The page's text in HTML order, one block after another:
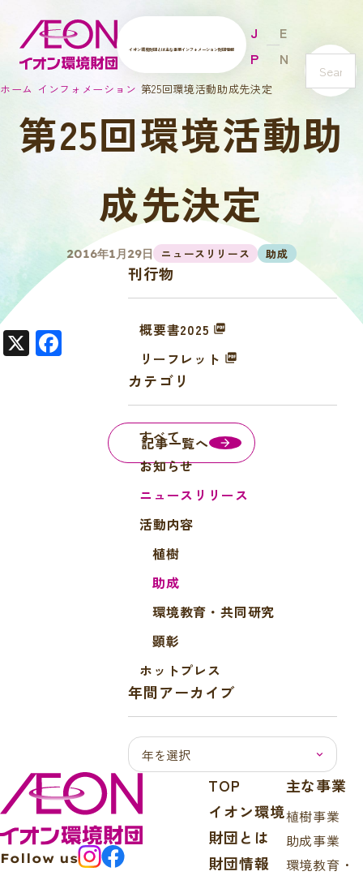
イオン環境財団とは主な事業インフォメーション財団情報
J
P
E
N
s
e
a
r
c
ホーム インフォメーション 第25回環境活動助成先決定
第25回環境活動助
成先決定
2016年1月29日 ニュースリリース 助成
X
記事一覧へ
刊行物
概要書2025
リーフレット
カテゴリ
すべて
お知らせ
ニュースリリース
活動内容
植樹
助成
環境教育・共同研究
顕彰
ホットプレス
年間アーカイブ
Follow us
TOP
イオン環境
財団とは
財団情報
主な事業
植樹事業
助成事業
環境教育・